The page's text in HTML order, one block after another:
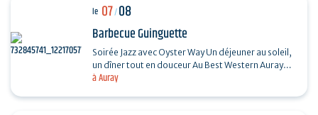
à Auray
le 07/08
Barbecue Guinguette
Soirée Jazz avec Oyster Way Un déjeuner au soleil,
un dîner tout en douceur Au Best Western Auray
Hôtel du Loch, la terrasse du restaurant La